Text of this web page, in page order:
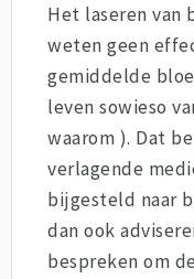
Het laseren van
weten geen
gemiddelde
leven sowieso
waarom ). Dat
verlagende
bijgesteld naar
dan ook
bespreken om